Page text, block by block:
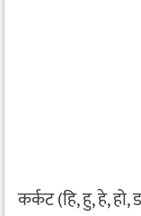
कर्कट (हि, हु, हे, हो,